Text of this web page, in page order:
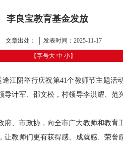
李良宝教育基金发放
文章出处： │ 发表时间：2025-11-17
【字号大 中 小】
江阴举行庆祝第41个教师节主题活
导计军、邵文松，村领导李洪耀、范
、市政协，向全市广大教师和教育
让教师们更有获得感、成就感、荣誉